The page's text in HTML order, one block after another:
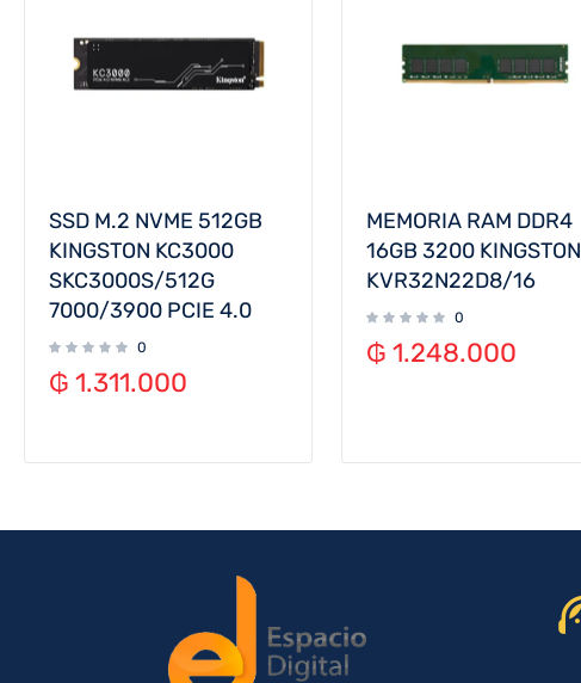
SSD M.2 NVME 512GB
KINGSTON KC3000
SKC3000S/512G
7000/3900 PCIE 4.0
0
₲ 1.311.000
MEMORIA RAM DDR4
16GB 3200 KINGSTON
KVR32N22D8/16
0
₲ 1.248.000